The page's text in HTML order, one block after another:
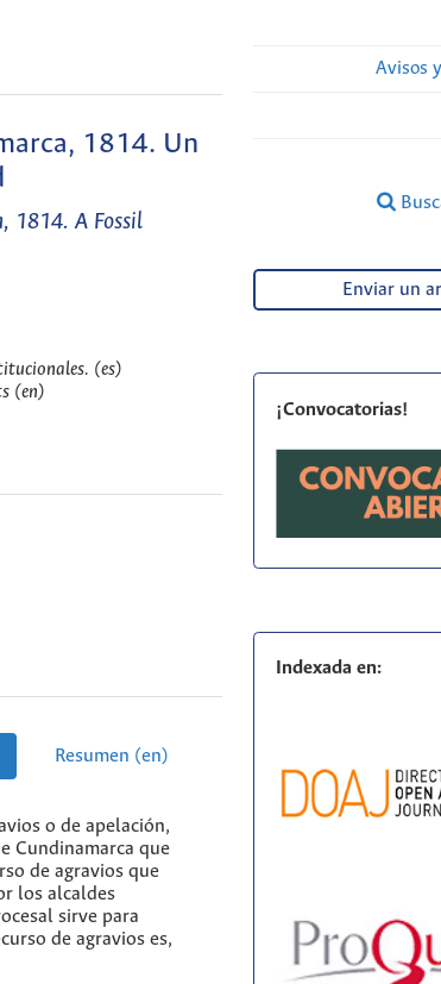
Avisos
1814. Un
1814. A Fossil
(es)
(en)
Resumen (en)
o de apelación,
Cundinamarca que
de agravios que
los alcaldes
sirve para
de agravios es,
Enviar un
¡Convocatorias!
Indexada en: